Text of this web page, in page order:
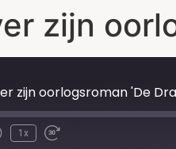
zijn
zijn oorlogsroman 'De
1x